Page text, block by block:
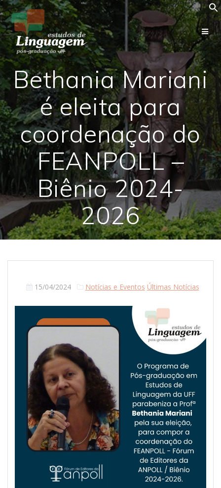
to
content
Bethania Mariani
é eleita para
coordenação do
FEANPOLL –
Biênio 2024-
2026
15/04/2024 Notícias e Eventos Últimas Notícias